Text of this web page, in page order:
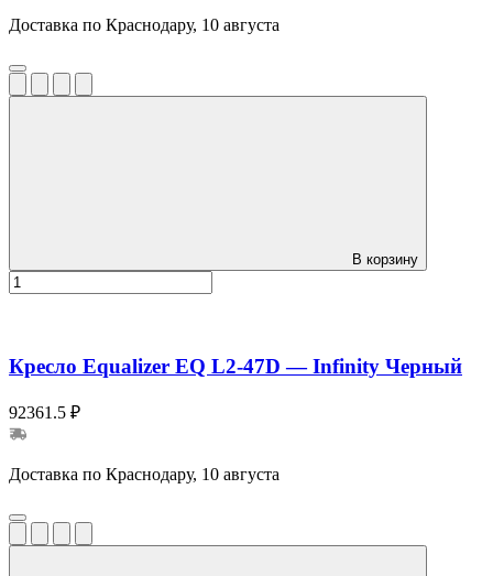
Доставка по Краснодару, 10 августа
В корзину
Кресло Equalizer EQ L2-47D — Infinity Черный
92361.5 ₽
Доставка по Краснодару, 10 августа